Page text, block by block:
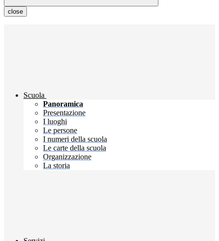
close
Scuola
Panoramica
Presentazione
I luoghi
Le persone
I numeri della scuola
Le carte della scuola
Organizzazione
La storia